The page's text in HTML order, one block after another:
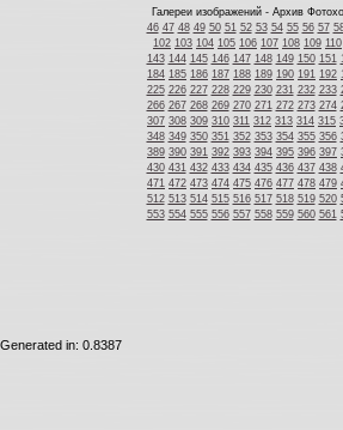
Галереи изображений - Архив
46 47 48 49 50 51 52 53 54 55 56 57
102 103 104 105 106 107 108 109 110
143 144 145 146 147 148 149 150 151
184 185 186 187 188 189 190 191 192
225 226 227 228 229 230 231 232 233
266 267 268 269 270 271 272 273 274
307 308 309 310 311 312 313 314 315
348 349 350 351 352 353 354 355 356
389 390 391 392 393 394 395 396 397
430 431 432 433 434 435 436 437 438
471 472 473 474 475 476 477 478 479
512 513 514 515 516 517 518 519 520
553 554 555 556 557 558 559 560 561
Generated in: 0.8387